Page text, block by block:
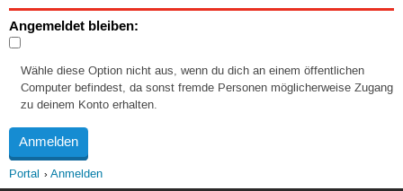
Angemeldet bleiben:
Wähle diese Option nicht aus, wenn du dich an einem öffentlichen
Computer befindest, da sonst fremde Personen möglicherweise Zugang
zu deinem Konto erhalten.
Portal Anmelden